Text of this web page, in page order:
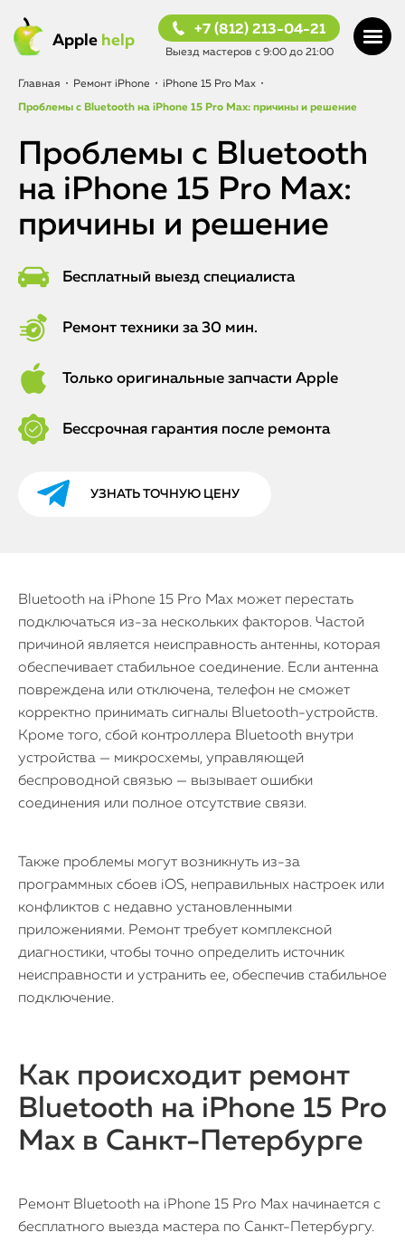
Apple help
+7 (812) 213-04-21
Выезд мастеров с 9:00 до 21:00
Главная • Ремонт iPhone • iPhone 15 Pro Max •
Проблемы с Bluetooth на iPhone 15 Pro Max: причины и решение
Проблемы с Bluetooth
на iPhone 15 Pro Max:
причины и решение
Бесплатный выезд специалиста
Ремонт техники за 30 мин.
Только оригинальные запчасти Apple
Бессрочная гарантия после ремонта
УЗНАТЬ ТОЧНУЮ ЦЕНУ
Bluetooth на iPhone 15 Pro Max может перестать
подключаться из-за нескольких факторов. Частой
причиной является неисправность антенны, которая
обеспечивает стабильное соединение. Если антенна
повреждена или отключена, телефон не сможет
корректно принимать сигналы Bluetooth-устройств.
Кроме того, сбой контроллера Bluetooth внутри
устройства — микросхемы, управляющей
беспроводной связью — вызывает ошибки
соединения или полное отсутствие связи.
Также проблемы могут возникнуть из-за
программных сбоев iOS, неправильных настроек или
конфликтов с недавно установленными
приложениями. Ремонт требует комплексной
диагностики, чтобы точно определить источник
неисправности и устранить ее, обеспечив стабильное
подключение.
Как происходит ремонт
Bluetooth на iPhone 15 Pro
Max в Санкт-Петербурге
Ремонт Bluetooth на iPhone 15 Pro Max начинается с
бесплатного выезда мастера по Санкт-Петербургу.